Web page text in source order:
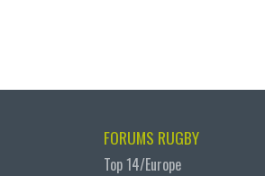
FORUMS RUGBY
Top 14/Europe